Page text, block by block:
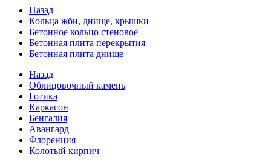
Назад
Кольца жби, днище, крышки
Бетонное кольцо стеновое
Бетонная плита перекрытия
Бетонная плита днище
Назад
Облицовочный камень
Готика
Каркасон
Бенгалия
Авангард
Флоренция
Колотый кирпич